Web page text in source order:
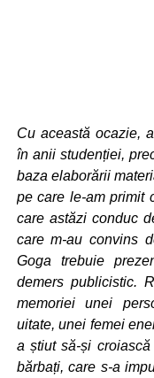
Cu această ocazie,
în anii studenției,
baza elaborării
pe care le-am primit
care astăzi conduc
care m-au convins
Goga trebuie
demers publicistic.
memoriei unei
uitate, unei femei
a știut să-și
bărbați, care s-a